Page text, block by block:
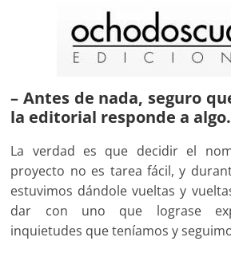
– Antes de nada, seguro
la editorial responde a
La verdad es que decidir el
proyecto no es tarea fácil, y
estuvimos dándole vueltas y
dar con uno que lograse
inquietudes que teníamos y